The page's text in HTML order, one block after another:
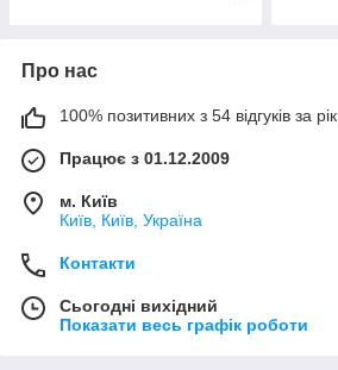
Про нас
100% позитивних з 54 відгуків за рік
Працює з 01.12.2009
м. Київ
Київ, Київ, Україна
Контакти
Сьогодні вихідний
Показати весь графік роботи